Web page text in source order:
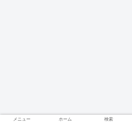
メニュー ホーム 検索